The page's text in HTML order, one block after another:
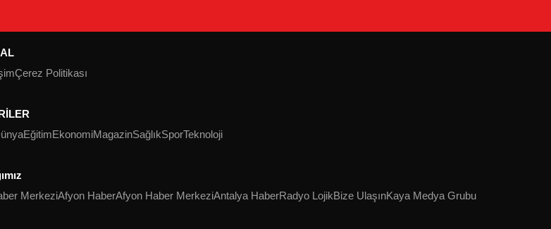
Çerez Politikası
EğitimEkonomiMagazinSağlıkSporTeknoloji
MerkeziAfyon HaberAfyon Haber MerkeziAntalya HaberRadyo LojikBize UlaşınKaya Medya Grubu